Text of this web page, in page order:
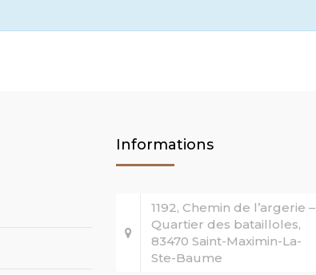
Informations
1192, Chemin de l’argerie –
Quartier des batailloles,
83470 Saint-Maximin-La-
Ste-Baume